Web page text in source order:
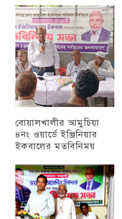
চট্টগ্রাম
বোয়ালখালীর আমুচিয়া
৪নং ওয়ার্ডে ইঞ্জিনিয়ার
ইকবালের মতবিনিময়
চট্টগ্রাম